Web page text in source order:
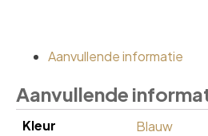
Aanvullende informatie
Aanvullende
Kleur
Blauw